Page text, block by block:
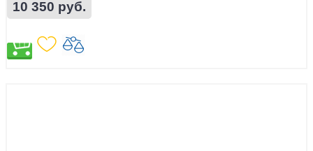
10 350 руб.